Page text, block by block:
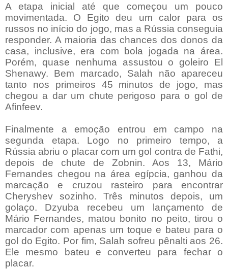
A etapa inicial até que começou um pouco
movimentada. O Egito deu um calor para os
russos no início do jogo, mas a Rússia conseguia
responder. A maioria das chances dos donos da
casa, inclusive, era com bola jogada na área.
Porém, quase nenhuma assustou o goleiro El
Shenawy. Bem marcado, Salah não apareceu
tanto nos primeiros 45 minutos de jogo, mas
chegou a dar um chute perigoso para o gol de
Afinfeev.
Finalmente a emoção entrou em campo na
segunda etapa. Logo no primeiro tempo, a
Rússia abriu o placar com um gol contra de Fathi,
depois de chute de Zobnin. Aos 13, Mário
Fernandes chegou na área egípcia, ganhou da
marcação e cruzou rasteiro para encontrar
Cheryshev sozinho. Três minutos depois, um
golaço. Dzyuba recebeu um lançamento de
Mário Fernandes, matou bonito no peito, tirou o
marcador com apenas um toque e bateu para o
gol do Egito. Por fim, Salah sofreu pênalti aos 26.
Ele mesmo bateu e converteu para fechar o
placar.